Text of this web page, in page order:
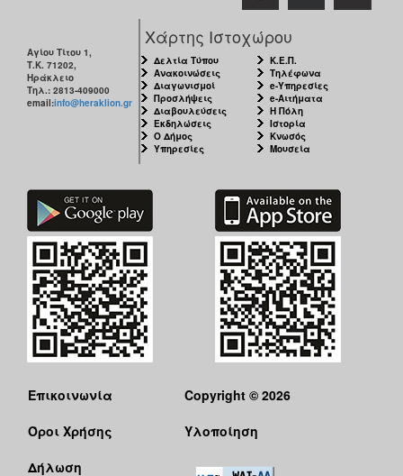
Αγίου Τίτου 1,
Τ.Κ. 71202,
Ηράκλειο
Τηλ.: 2813-409000
email:info@heraklion.gr
Χάρτης Ιστοχώρου
Δελτία Τύπου
Ανακοινώσεις
Διαγωνισμοί
Προσλήψεις
Διαβουλεύσεις
Εκδηλώσεις
Ο Δήμος
Υπηρεσίες
Κ.Ε.Π.
Τηλέφωνα
e-Υπηρεσίες
e-Αιτήματα
Η Πόλη
Ιστορία
Κνωσός
Μουσεία
Επικοινωνία
Όροι Χρήσης
Δήλωση
Copyright © 2026
Υλοποίηση